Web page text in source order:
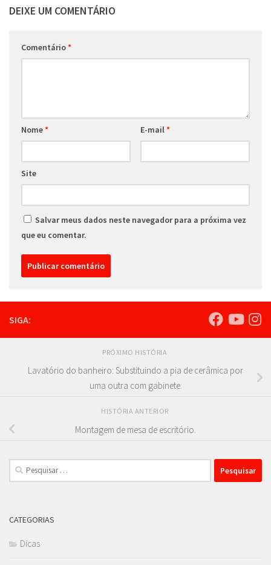
DEIXE UM COMENTÁRIO
Comentário*
Nome* E-mail *
Site
Salvar meus dados neste navegador para a próxima vez
que eu comentar.
SIGA:
PRÓXIMO HISTÓRIA
Lavatório do banheiro: Substituindo a pia de cerâmica por
uma outra com gabinete.
HISTÓRIA ANTERIOR
Montagem de mesa de escritório.
Pesquisar
por:
CATEGORIAS
Dicas